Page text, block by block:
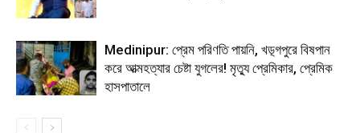
Medinipur: প্রেম পরিণতি পায়নি, খড়্গপুরে বিষপান
করে আত্মহত্যার চেষ্টা যুগলের! মৃত্যু প্রেমিকার, প্রেমিক
হাসপাতালে